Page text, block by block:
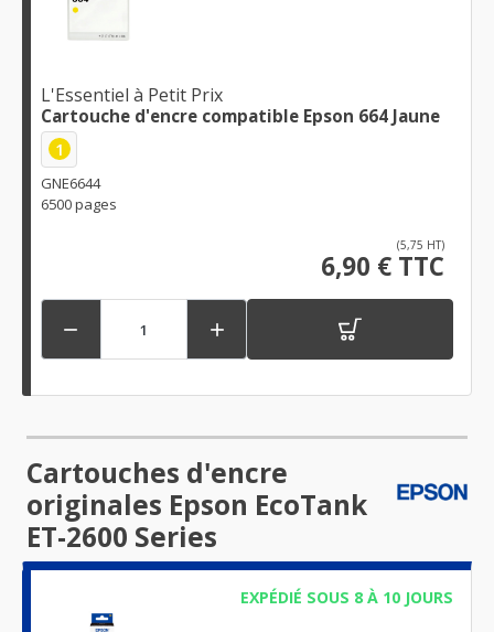
L'Essentiel à Petit Prix
Cartouche d'encre compatible Epson 664 Jaune
1
GNE6644
6500 pages
(5,75 HT)
6,90 € TTC
 
Cartouches d'encre
originales Epson EcoTank
ET-2600 Series
EXPÉDIÉ SOUS 8 À 10 JOURS